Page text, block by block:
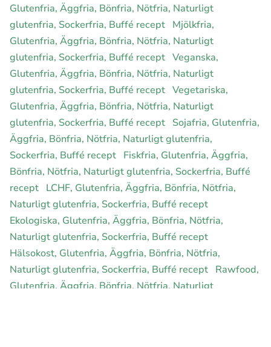
Glutenfria, Äggfria, Bönfria, Nötfria, Naturligt
glutenfria, Sockerfria, Buffé recept Mjölkfria,
Glutenfria, Äggfria, Bönfria, Nötfria, Naturligt
glutenfria, Sockerfria, Buffé recept Veganska,
Glutenfria, Äggfria, Bönfria, Nötfria, Naturligt
glutenfria, Sockerfria, Buffé recept Vegetariska,
Glutenfria, Äggfria, Bönfria, Nötfria, Naturligt
glutenfria, Sockerfria, Buffé recept Sojafria, Glutenfria,
Äggfria, Bönfria, Nötfria, Naturligt glutenfria,
Sockerfria, Buffé recept Fiskfria, Glutenfria, Äggfria,
Bönfria, Nötfria, Naturligt glutenfria, Sockerfria, Buffé
recept LCHF, Glutenfria, Äggfria, Bönfria, Nötfria,
Naturligt glutenfria, Sockerfria, Buffé recept
Ekologiska, Glutenfria, Äggfria, Bönfria, Nötfria,
Naturligt glutenfria, Sockerfria, Buffé recept
Hälsokost, Glutenfria, Äggfria, Bönfria, Nötfria,
Naturligt glutenfria, Sockerfria, Buffé recept Rawfood,
Glutenfria, Äggfria, Bönfria, Nötfria, Naturligt